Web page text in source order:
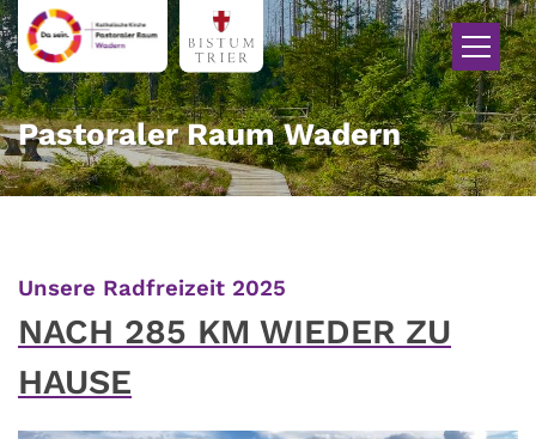
Zum Inhalt springen
Pastoraler Raum Wadern
Unsere Radfreizeit 2025
NACH 285 KM WIEDER ZU
HAUSE